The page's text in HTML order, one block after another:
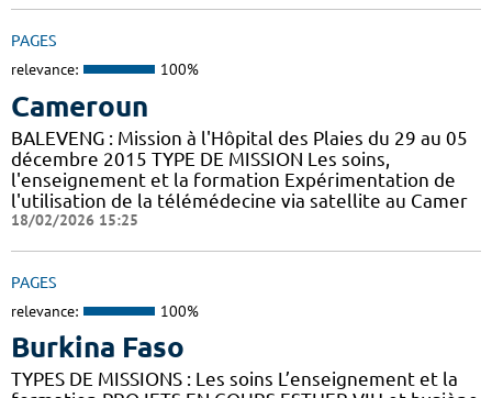
PAGES
relevance: 100%
Cameroun
BALEVENG : Mission à l'Hôpital des Plaies du 29 au 05
décembre 2015 TYPE DE MISSION Les soins,
l'enseignement et la formation Expérimentation de
l'utilisation de la télémédecine via satellite au Camer
18/02/2026 15:25
PAGES
relevance: 100%
Burkina Faso
TYPES DE MISSIONS : Les soins L’enseignement et la